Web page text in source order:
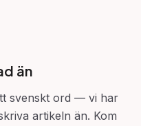
än
svenskt ord — vi har
artikeln än. Kom